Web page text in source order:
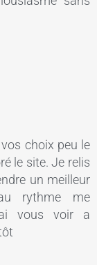
choix peu le
le site. Je relis
un meilleur
rythme me
vous voir a